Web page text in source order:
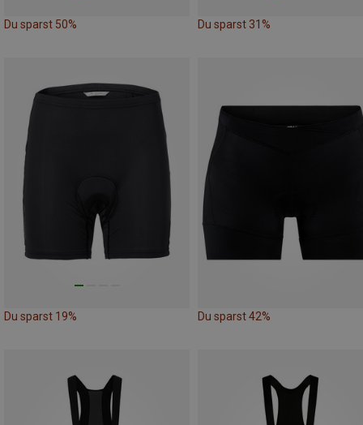
Du sparst 50% Du sparst 31%
Du sparst 19% Du sparst 42%